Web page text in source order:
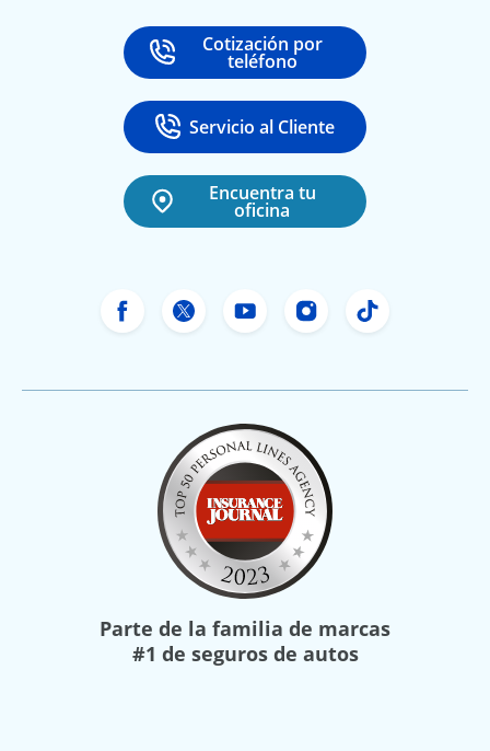
Call
Cotización por
teléfono
at
Call
Servicio al Cliente
at 888-531-6720
Encuentra tu
oficina
Facebook de Freeway Insurance
Twitter de Freeway Insurance
YouTube de Freeway
Instagram
TikTok
Parte de la familia de marcas
#1 de seguros de autos